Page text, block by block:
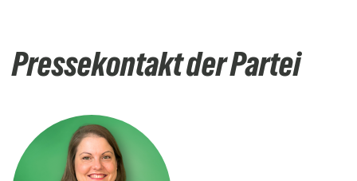
Pressekontakt der Partei